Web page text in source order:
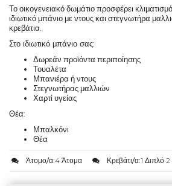
Το οικογενειακό δωμάτιο προσφέρει
ιδιωτικό μπάνιο με ντους και στεγνωτήρα
κρεβάτια.
Στο ιδιωτικό μπάνιο σας:
Δωρεάν προϊόντα περιποίησης
Τουαλέτα
Μπανιέρα ή ντους
Στεγνωτήρας μαλλιών
Χαρτί υγείας
Θέα:
Μπαλκόνι
Θέα
Άτομο/α:4 Άτομα Κρεβάτι/α:1 Διπλό 2